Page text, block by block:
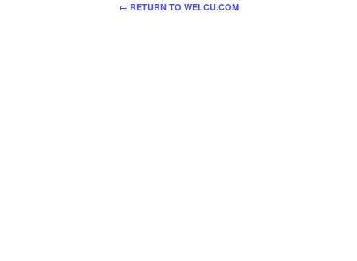
← RETURN TO WELCU.COM